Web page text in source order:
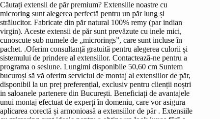
Căutați extensii de păr premium? Extensiile noastre cu
microring sunt alegerea perfectă pentru un păr lung și
strălucitor. Fabricate din păr natural 100% remy (par indian
virgin). Aceste extensii de păr sunt prevăzute cu inele mici,
cunoscute sub numele de „microrings”, care sunt incluse în
pachet. .Oferim consultanță gratuită pentru alegerea culorii și
sistemului de prindere al extensiilor. Contactează-ne pentru a
programa o sesiune. Lungimi disponibile 50,60 cm Suntem
bucuroși să vă oferim serviciul de montaj al extensiilor de păr,
disponibil la un preț preferențial, exclusiv pentru clienții noștri
in saloanele partenere din București. Beneficiați de avantajele
unui montaj efectuat de experți în domeniu, care vor asigura
aplicarea corectă și armonioasă a extensiilor de păr . Extensiile